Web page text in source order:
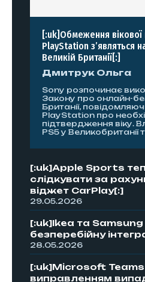
[:uk]Обмеження вікової
PlayStation з’являться
Великій Британії[:]
Дмитрук Ольга
Sony розпочинає
Закону про онлайн-
Британії,
PlayStation про
підтвердження віку.
PS5 у Великобританії
[:uk]Apple Sports
слідкувати за
віджет CarPlay[:]
29.05.2026
[:uk]Ikea та Samsung
безперебійну
28.05.2026
[:uk]Microsoft
виправленням